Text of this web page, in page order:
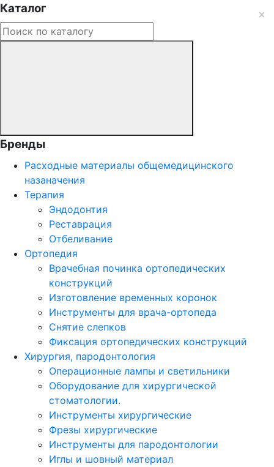
Каталог
Бренды
Расходные материалы общемедицинского
назаначения
Терапия
Эндодонтия
Реставрация
Отбеливание
Ортопедия
Врачебная починка ортопедических
конструкций
Изготовление временных коронок
Инструменты для врача-ортопеда
Снятие слепков
Фиксация ортопедических конструкций
Хирургия, пародонтология
Операционные лампы и светильники
Оборудование для хирургической
стоматологии.
Инструменты хирургические
Фрезы хирургические
Инструменты для пародонтологии
Иглы и шовный материал